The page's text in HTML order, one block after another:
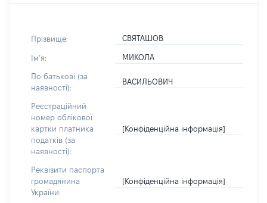
Прізвище: СВЯТАШОВ
Імʼя: МИКОЛА
По батькові (за
наявності):
ВАСИЛЬОВИЧ
Реєстраційний
номер облікової
картки платника
податків (за
наявності):
[Конфіденційна інформація]
Реквізити паспорта
громадянина
України:
[Конфіденційна інформація]